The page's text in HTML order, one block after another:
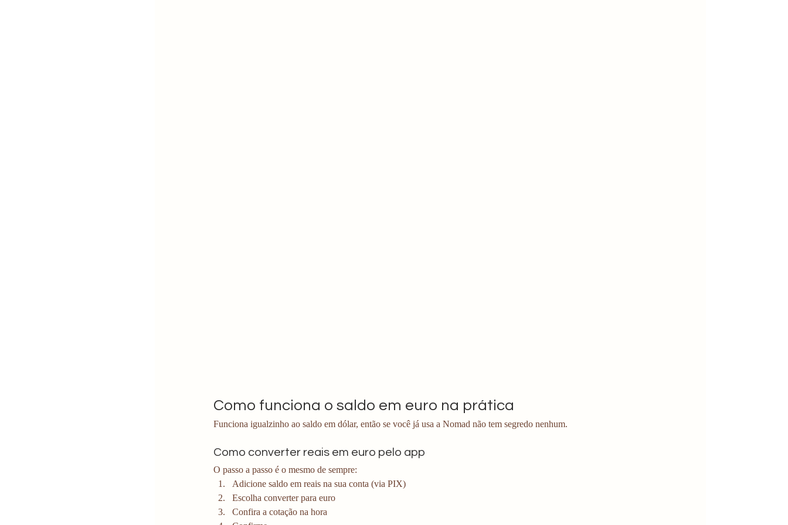
Como funciona o saldo em euro na prática
Funciona igualzinho ao saldo em dólar, então se você já usa a Nomad não tem segredo nenhum.
Como converter reais em euro pelo app
O passo a passo é o mesmo de sempre:
Adicione saldo em reais na sua conta (via PIX)
Escolha converter para euro
Confira a cotação na hora